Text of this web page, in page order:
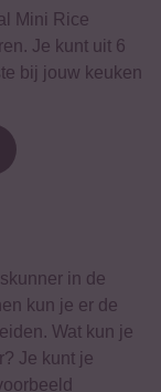
Mini Rice
Je kunt uit 6
bij jouw keuken
in de
kun je er de
Wat kun je
Je kunt je